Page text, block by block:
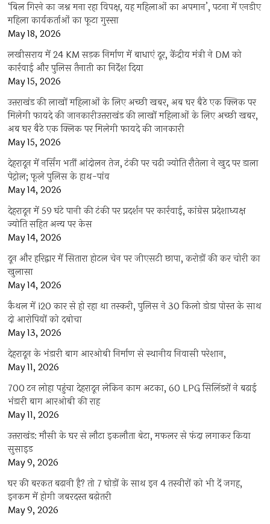
‘बिल गिरने का जश्न मना रहा विपक्ष, यह महिलाओं का अपमान’, पटना में एनडीए
महिला कार्यकर्ताओं का फूटा गुस्सा
May 18, 2026
लखीसराय में 24 KM सड़क निर्माण में बाधाएं दूर, केंद्रीय मंत्री ने DM को
कार्रवाई और पुलिस तैनाती का निर्देश दिया
May 15, 2026
उत्तराखंड की लाखों महिलाओं के लिए अच्छी खबर, अब घर बैठे एक क्लिक पर
मिलेगी फायदे की जानकारीउत्तराखंड की लाखों महिलाओं के लिए अच्छी खबर,
अब घर बैठे एक क्लिक पर मिलेगी फायदे की जानकारी
May 15, 2026
देहरादून में नर्सिंग भर्ती आंदोलन तेज, टंकी पर चढ़ी ज्योति रौतेला ने खुद पर डाला
पेट्रोल; फूले पुलिस के हाथ-पांव
May 14, 2026
देहरादून में 59 घंटे पानी की टंकी पर प्रदर्शन पर कार्रवाई, कांग्रेस प्रदेशाध्यक्ष
ज्योति सहित अन्य पर केस
May 14, 2026
दून और हरिद्वार में सितारा होटल चेन पर जीएसटी छापा, करोड़ों की कर चोरी का
खुलासा
May 14, 2026
कैथल में i20 कार से हो रहा था तस्करी, पुलिस ने 30 किलो डोडा पोस्त के साथ
दो आरोपियों को दबोचा
May 13, 2026
देहरादून के भंडारी बाग आरओबी निर्माण से स्थानीय निवासी परेशान,
May 11, 2026
700 टन लोहा पहुंचा देहरादून लेकिन काम अटका, 60 LPG सिलिंडरों ने बढ़ाई
भंडारी बाग आरओबी की राह
May 11, 2026
उत्तराखंड: मौसी के घर से लौटा इकलौता बेटा, मफलर से फंदा लगाकर किया
सुसाइड
May 9, 2026
घर की बरकत बढ़ानी है? तो 7 घोड़ों के साथ इन 4 तस्वीरों को भी दें जगह,
इनकम में होगी जबरदस्त बढ़ोतरी
May 9, 2026